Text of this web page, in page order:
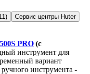
Сервис центры Huter
PRO (с
инструмент для
вариант
инструмента -